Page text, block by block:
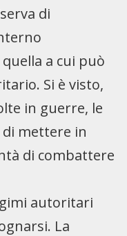
di
a cui può
Si è visto,
in guerre, le
mettere in
di combattere
autoritari
La